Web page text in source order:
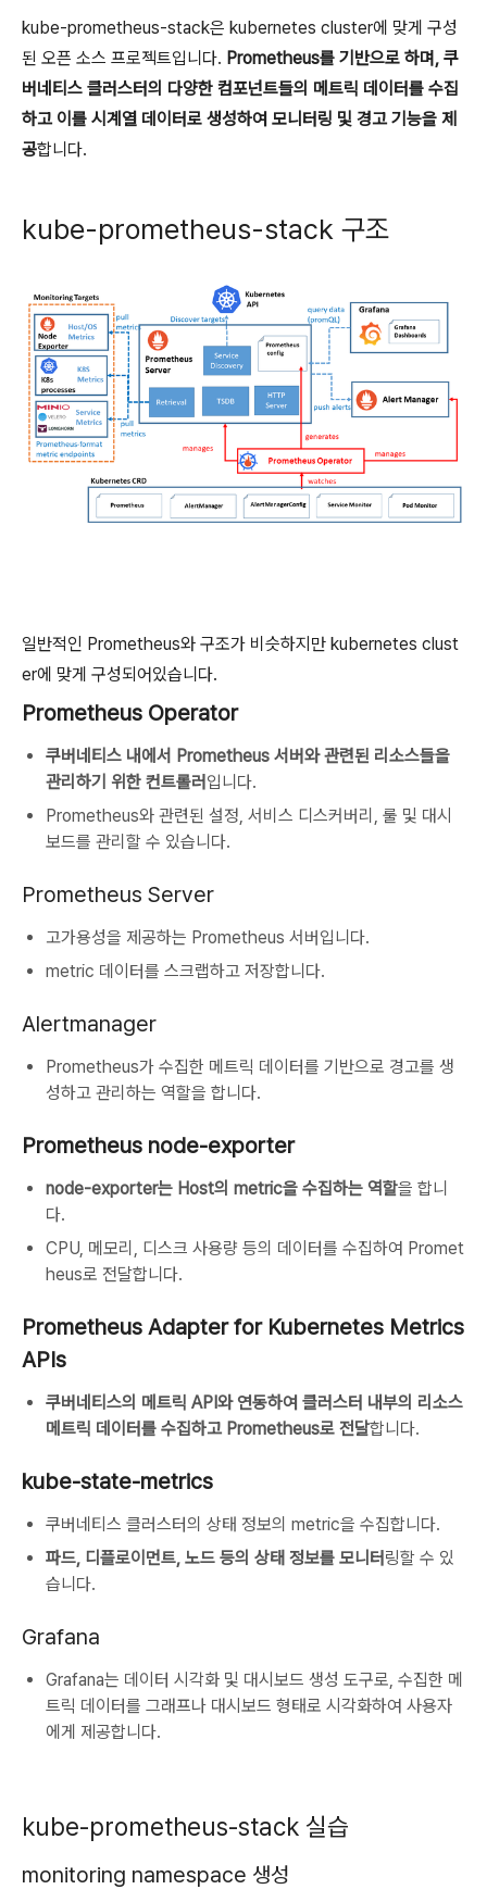
kube-prometheus-stack은 kubernetes cluster에 맞게 구성
된 오픈 소스 프로젝트입니다. Prometheus를 기반으로 하며, 쿠
버네티스 클러스터의 다양한 컴포넌트들의 메트릭 데이터를 수집
하고 이를 시계열 데이터로 생성하여 모니터링 및 경고 기능을 제
공합니다.
kube-prometheus-stack 구조
일반적인 Prometheus와 구조가 비슷하지만 kubernetes clust
er에 맞게 구성되어있습니다.
Prometheus Operator
쿠버네티스 내에서 Prometheus 서버와 관련된 리소스들을
관리하기 위한 컨트롤러 입니다.
Prometheus와 관련된 설정, 서비스 디스커버리, 룰 및 대시
보드를 관리할 수 있습니다.
Prometheus Server
고가용성을 제공하는 Prometheus 서버입니다.
metric 데이터를 스크랩하고 저장합니다.
Alertmanager
Prometheus가 수집한 메트릭 데이터를 기반으로 경고를 생
성하고 관리하는 역할을 합니다.
Prometheus node-exporter
node-exporter는 Host의 metric을 수집하는 역할을 합니
다.
CPU, 메모리, 디스크 사용량 등의 데이터를 수집하여 Promet
heus로 전달합니다.
Prometheus Adapter for Kubernetes Metrics
APIs
쿠버네티스의 메트릭 API와 연동하여 클러스터 내부의 리소스
메트릭 데이터를 수집하고 Prometheus로 전달합니다.
kube-state-metrics
쿠버네티스 클러스터의 상태 정보의 metric을 수집합니다.
파드, 디플로이먼트, 노드 등의 상태 정보를 모니터 링할 수 있
습니다.
Grafana
Grafana는 데이터 시각화 및 대시보드 생성 도구로, 수집한 메
트릭 데이터를 그래프나 대시보드 형태로 시각화하여 사용자
에게 제공합니다.
kube-prometheus-stack 실습
monitoring namespace 생성